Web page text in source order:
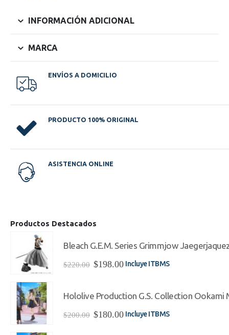
INFORMACIÓN ADICIONAL
MARCA
ENVÍOS A DOMICILIO
PRODUCTO 100% ORIGINAL
ASISTENCIA ONLINE
Productos Destacados
Bleach G.E.M. Series Grimmjow
$220.00 El
era:
$198.00El
es:
Incluye ITBMS
Hololive Production G.S. Collection Ookami
$200.00 El
$180.00ElIncluye ITBMS